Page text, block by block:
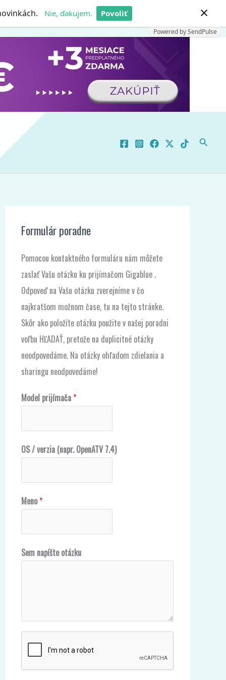
Nie, ďakujem. Povoliť
Powered by SendPulse
×
Hľadať
Formulár poradne
Pomocou kontaktného formuláru nám môžete
zaslať Vašu otázku ku prijímačom Gigablue .
Odpoveď na Vašu otázku zverejníme v čo
najkratšom možnom čase, tu na tejto stránke.
Skôr ako položíte otázku použite v našej poradni
voľbu HĽADAŤ, pretože na duplicitné otázky
neodpovedáme. Na otázky ohľadom zdielania a
sharingu neodpovedáme!
Model prijímača*
OS / verzia (napr. OpenATV 7.4)
Meno*
*
O
A
Sem napíšte otázku